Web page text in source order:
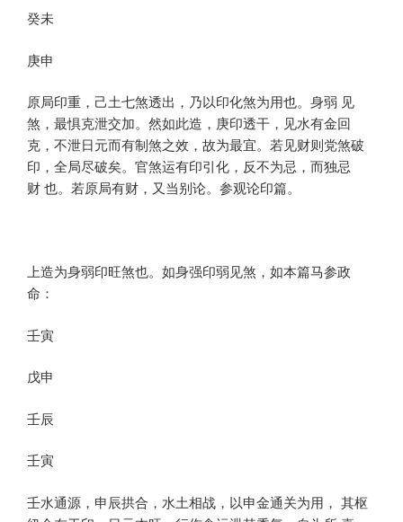
癸未
庚申
原局印重，己土七煞透出，乃以印化煞为用也。身弱 见
煞，最惧克泄交加。然如此造，庚印透干，见水有金回
克，不泄日元而有制煞之效，故为最宜。若见财则党煞破
印，全局尽破矣。官煞运有印引化，反不为忌，而独忌
财 也。若原局有财，又当别论。参观论印篇。
上造为身弱印旺煞也。如身强印弱见煞，如本篇马参政
命：
壬寅
戊申
壬辰
壬寅
壬水通源，申辰拱合，水土相战，以申金通关为用， 其枢